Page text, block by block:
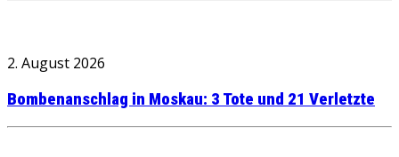
2. August 2026
Bombenanschlag in Moskau: 3 Tote und 21 Verletzte